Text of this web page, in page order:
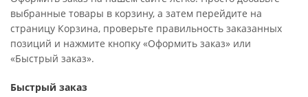
выбранные товары в корзину, а затем перейдите на
страницу Корзина, проверьте правильность заказанных
позиций и нажмите кнопку «Оформить заказ» или
«Быстрый заказ».
Быстрый заказ